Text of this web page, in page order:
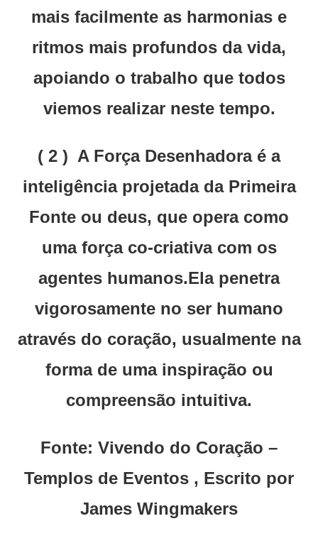
mais facilmente as harmonias e
ritmos mais profundos da vida,
apoiando o trabalho que todos
viemos realizar neste tempo.
( 2 ) A Força Desenhadora é a
inteligência projetada da Primeira
Fonte ou deus, que opera como
uma força co-criativa com os
agentes humanos.Ela penetra
vigorosamente no ser humano
através do coração, usualmente na
forma de uma inspiração ou
compreensão intuitiva.
Fonte: Vivendo do Coração –
Templos de Eventos , Escrito por
James Wingmakers